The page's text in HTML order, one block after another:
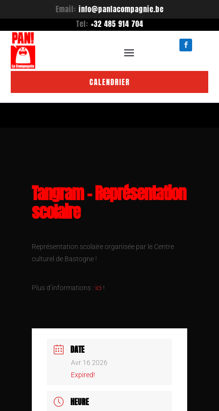
Email: info@panlacompagnie.be
Tel: +32 485 914 704
CALENDRIER
Tangram – Représentation
scolaire
Représentation scolaire organisée par le Centre
culturel de Bastogne !
Plus d’informations : ici !
DATE
Avr 16 2026
Expired!
HEURE